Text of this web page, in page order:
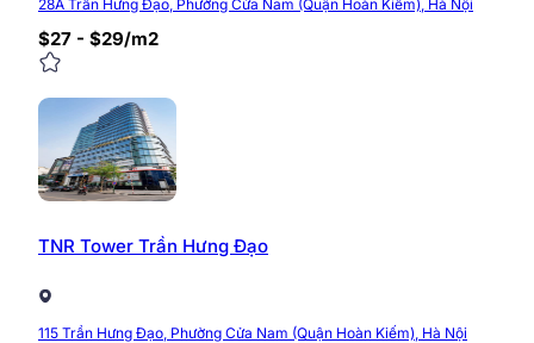
28A Trần Hưng Đạo, Phường Cửa Nam (Quận Hoàn Kiếm), Hà Nội
$27 - $29/m2
TNR Tower Trần Hưng Đạo
115 Trần Hưng Đạo, Phường Cửa Nam (Quận Hoàn Kiếm), Hà Nội